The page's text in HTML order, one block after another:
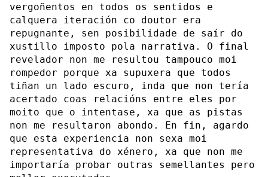
vergoñentos en todos os sentidos e
calquera iteración co doutor era
repugnante, sen posibilidade de saír do
xustillo imposto pola narrativa. O final
revelador non me resultou tampouco moi
rompedor porque xa supuxera que todos
tiñan un lado escuro, inda que non tería
acertado coas relacións entre eles por
moito que o intentase, xa que as pistas
non me resultaron abondo. En fin, agardo
que esta experiencia non sexa moi
representativa do xénero, xa que non me
importaría probar outras semellantes pero